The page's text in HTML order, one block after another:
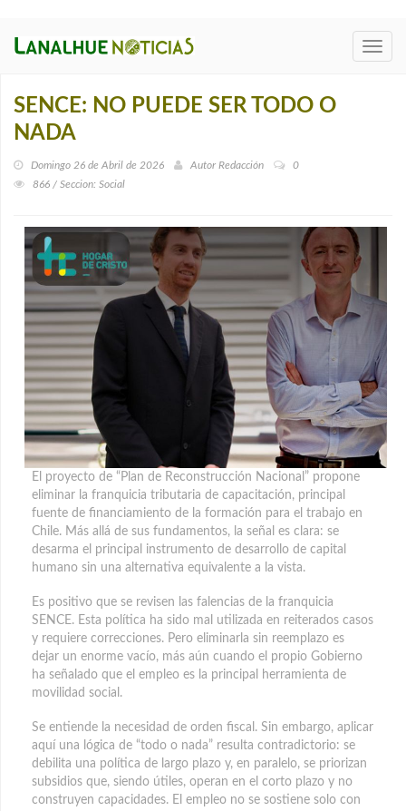
SENCE: NO PUEDE SER TODO O
NADA
Domingo 26 de Abril de 2026 Autor Redacción
0
866 / Seccion: Social
El proyecto de “Plan de Reconstrucción Nacional” propone
eliminar la franquicia tributaria de capacitación, principal
fuente de financiamiento de la formación para el trabajo en
Chile. Más allá de sus fundamentos, la señal es clara: se
desarma el principal instrumento de desarrollo de capital
humano sin una alternativa equivalente a la vista.
Es positivo que se revisen las falencias de la franquicia
SENCE. Esta política ha sido mal utilizada en reiterados casos
y requiere correcciones. Pero eliminarla sin reemplazo es
dejar un enorme vacío, más aún cuando el propio Gobierno
ha señalado que el empleo es la principal herramienta de
movilidad social.
Se entiende la necesidad de orden fiscal. Sin embargo, aplicar
aquí una lógica de “todo o nada” resulta contradictorio: se
debilita una política de largo plazo y, en paralelo, se priorizan
subsidios que, siendo útiles, operan en el corto plazo y no
construyen capacidades. El empleo no se sostiene solo con